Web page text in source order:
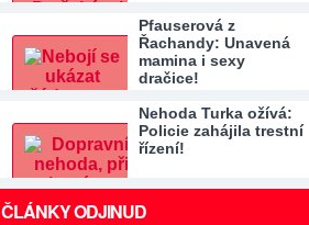
Pfauserová z
Řachandy: Unavená
mamina i sexy
dračice!
Nehoda Turka ožívá:
Policie zahájila trestní
řízení!
ČLÁNKY ODJINUD